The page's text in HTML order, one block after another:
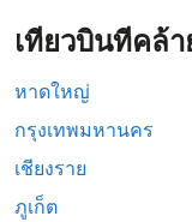
เที่ยวบินที่คล้
หาดใหญ่
กรุงเทพมหานคร
เชียงราย
ภูเก็ต